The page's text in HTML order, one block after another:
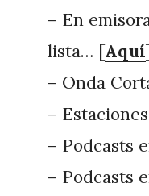
– En
lista… [Aquí
– Onda
–
– Podcasts
– Podcasts